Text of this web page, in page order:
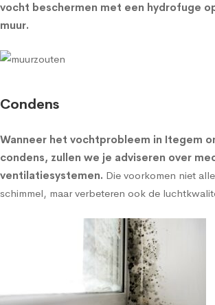
vocht beschermen met een hydrofuge
muur.
Condens
Wanneer het vochtprobleem in Itegem
condens, zullen we je adviseren over
ventilatiesystemen. Die voorkomen niet
schimmel, maar verbeteren ook de